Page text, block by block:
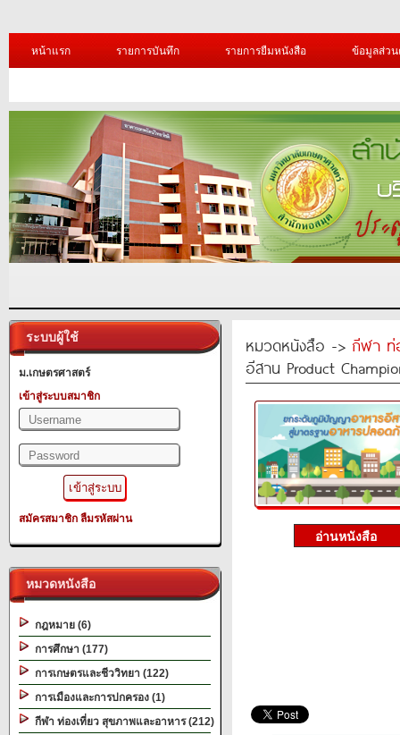
หน้าแรก รายการบันทึก รายการยืมหนังสือ ข้อมูลส่ว
ระบบผู้ใช้
ม.เกษตรศาสตร์
เข้าสู่ระบบสมาชิก
สมัครสมาชิก ลืมรหัสผ่าน
หมวดหนังสือ
กฎหมาย (6)
การศึกษา (177)
การเกษตรและชีววิทยา (122)
การเมืองและการปกครอง (1)
กีฬา ท่องเที่ยว สุขภาพและอาหาร (212)
หมวดหนังสือ -> กีฬา ท่
อีสาน Product